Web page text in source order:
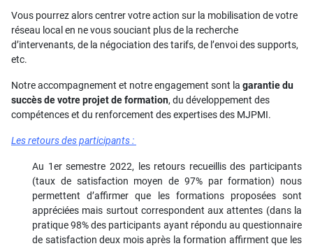
Vous pourrez alors centrer votre action sur la mobilisation de votre
réseau local en ne vous souciant plus de la recherche
d’intervenants, de la négociation des tarifs, de l’envoi des supports,
etc.
Notre accompagnement et notre engagement sont la garantie du
succès de votre projet de formation, du développement des
compétences et du renforcement des expertises des MJPMI.
Les retours des participants :
Au 1er semestre 2022, les retours recueillis des participants
(taux de satisfaction moyen de 97% par formation) nous
permettent d’affirmer que les formations proposées sont
appréciées mais surtout correspondent aux attentes (dans la
pratique 98% des participants ayant répondu au questionnaire
de satisfaction deux mois après la formation affirment que les